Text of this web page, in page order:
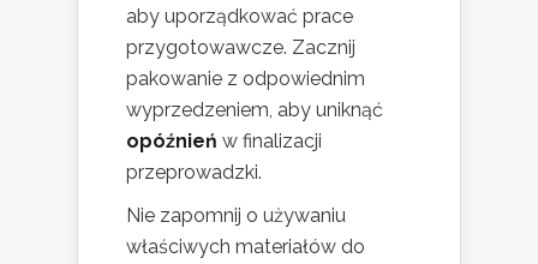
aby uporządkować prace
przygotowawcze. Zacznij
pakowanie z odpowiednim
wyprzedzeniem, aby uniknąć
opóźnień w finalizacji
przeprowadzki.
Nie zapomnij o używaniu
właściwych materiałów do